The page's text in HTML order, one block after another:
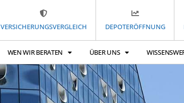
VERSICHERUNGSVERGLEICH DEPOTERÖFFNUNG
WEN WIR BERATEN ÜBER UNS